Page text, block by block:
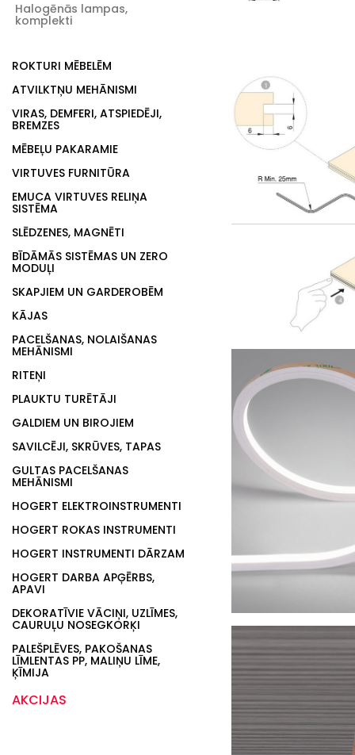
Halogēnās lampas,
komplekti
ROKTURI MĒBELĒM
ATVILKTŅU MEHĀNISMI
VIRAS, DEMFERI, ATSPIEDĒJI,
BREMZES
MĒBEĻU PAKARAMIE
VIRTUVES FURNITŪRA
EMUCA VIRTUVES RELIŅA
SISTĒMA
SLĒDZENES, MAGNĒTI
BĪDĀMĀS SISTĒMAS UN ZERO
MODUĻI
SKAPJIEM UN GARDEROBĒM
KĀJAS
PACELŠANAS, NOLAIŠANAS
MEHĀNISMI
RITEŅI
PLAUKTU TURĒTĀJI
GALDIEM UN BIROJIEM
SAVILCĒJI, SKRŪVES, TAPAS
GULTAS PACELŠANAS
MEHĀNISMI
HOGERT ELEKTROINSTRUMENTI
HOGERT ROKAS INSTRUMENTI
HOGERT INSTRUMENTI DĀRZAM
HOGERT DARBA APĢĒRBS,
APAVI
DEKORATĪVIE VĀCIŅI, UZLĪMES,
CAURUĻU NOSEGKORĶI
PALEŠPLĒVES, PAKOŠANAS
LĪMLENTAS PP, MALIŅU LĪME,
ĶĪMIJA
AKCIJAS